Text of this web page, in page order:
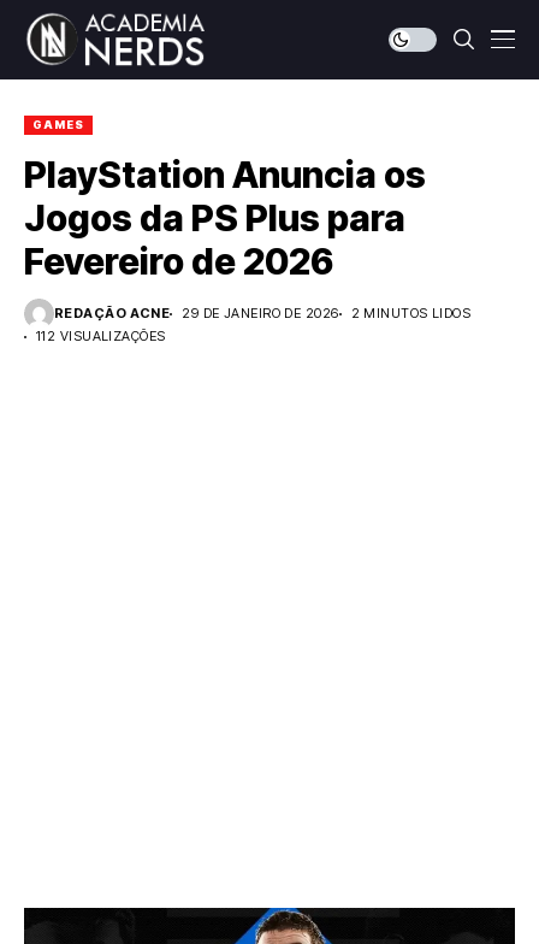
GAMES
PlayStation Anuncia os
Jogos da PS Plus para
Fevereiro de 2026
REDAÇÃO ACNE 29 DE JANEIRO DE 2026
2 MINUTOS LIDOS
112 VISUALIZAÇÕES